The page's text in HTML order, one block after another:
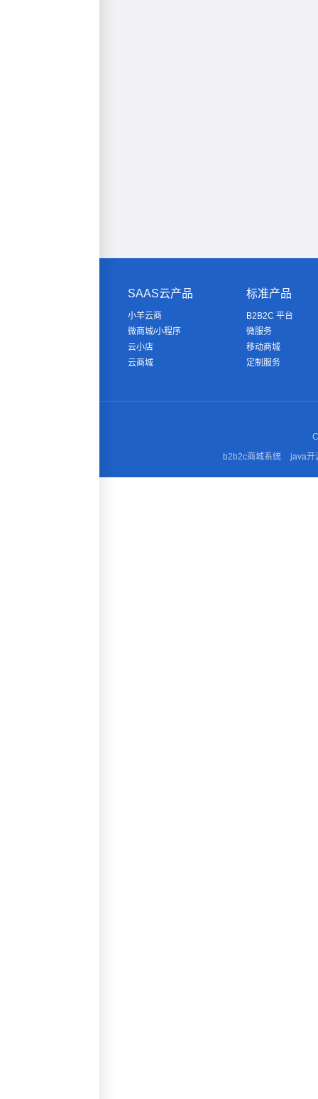
SAAS云产品
小羊云商
微商城/小程序
云小店
云商城
标准产品
B2B2C 平台
微服务
移动商城
定制服务
b2b2c商城系统
java开